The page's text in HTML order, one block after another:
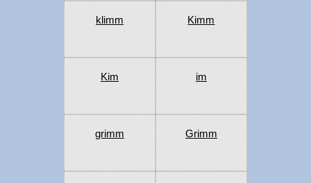
klimm Kimm
Kim im
grimm Grimm